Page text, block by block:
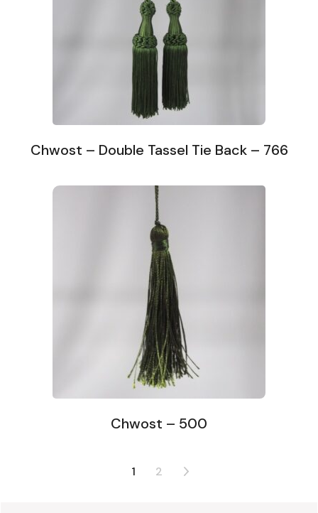
Chwost – Double Tassel Tie Back – 766
Chwost – 500
1 2